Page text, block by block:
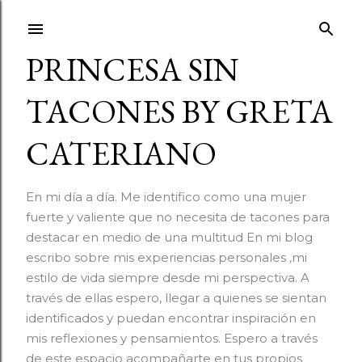
PRINCESA SIN
TACONES BY GRETA
CATERIANO
En mi día a día. Me identifico como una mujer
fuerte y valiente que no necesita de tacones para
destacar en medio de una multitud En mi blog
escribo sobre mis experiencias personales ,mi
estilo de vida siempre desde mi perspectiva. A
través de ellas espero, llegar a quienes se sientan
identificados y puedan encontrar inspiración en
mis reflexiones y pensamientos. Espero a través
de este espacio acompañarte en tus propios